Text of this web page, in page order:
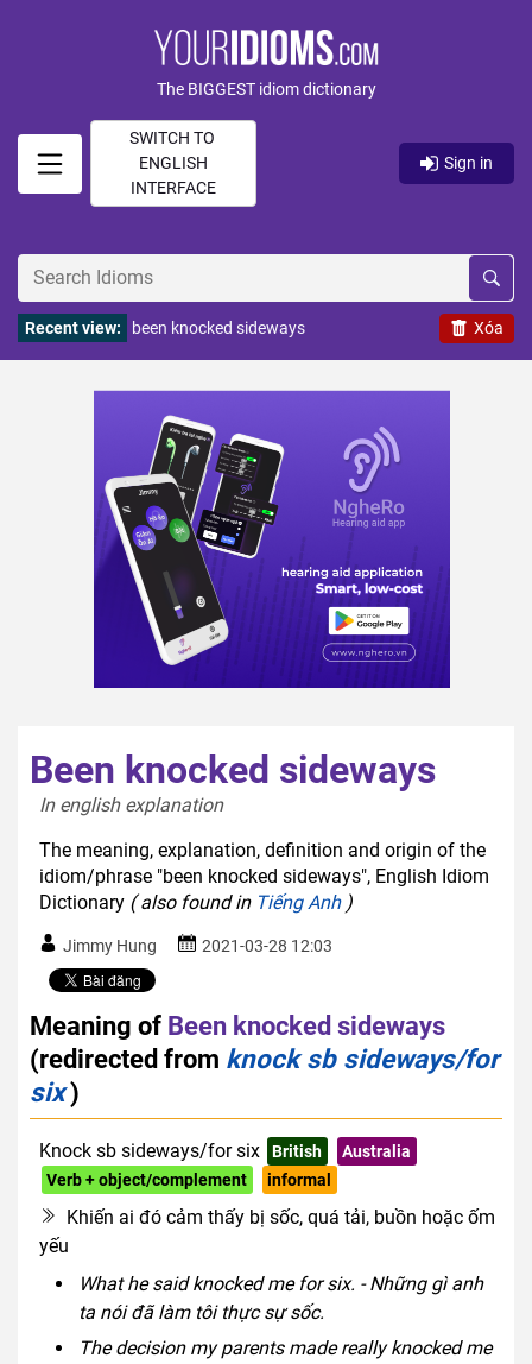
The BIGGEST idiom dictionary
SWITCH TO
ENGLISH
INTERFACE
Sign in
Xóa
Recent view: been knocked sideways
Been knocked sideways
In english explanation
The meaning, explanation, definition and origin of the
idiom/phrase "been knocked sideways", English Idiom
Dictionary ( also found in Tiếng Anh)
Jimmy Hung 2021-03-28 12:03
Meaning of Been knocked sideways
(redirected from knock sb sideways/for
six)
Knock sb sideways/for six British
Australia
Verb + object/complement
informal
Khiến ai đó cảm thấy bị sốc, quá tải, buồn hoặc ốm
yếu
What he said knocked me for six. - Những gì anh
ta nói đã làm tôi thực sự sốc.
The decision my parents made really knocked me